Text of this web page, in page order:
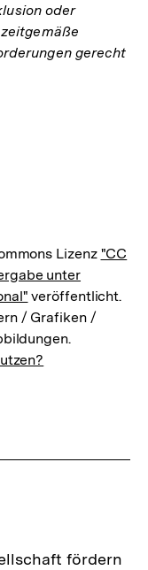
oder
gerecht
Lizenz "CC
unter
veröffentlicht.
/ Grafiken /
fördern